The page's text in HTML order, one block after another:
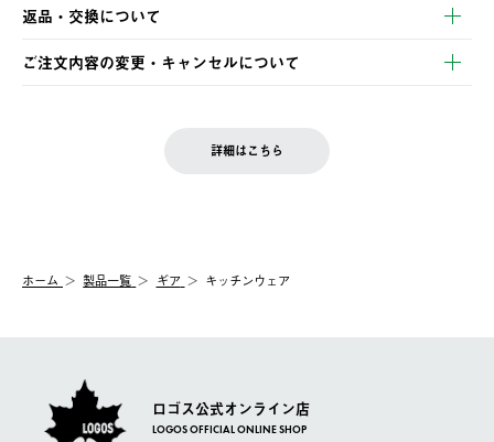
・コンビニ決済
・Pay-easy決済
ご注文・ご入金完了より2営業日以内に商品を発送いたします。
土日祝の発送はございませんので、木曜日以降のご注文は週明け
の発送となる場合がございます。
【配送業者】
佐川急便にて配送されます。
返品・交換について
※お客様都合の場合
お客様都合の返品にかかる送料は、お客様ご負担とさせていただ
一度お手元の商品を返品いただき、ご希望商品を再注文してくだ
ご注文内容の変更・キャンセルについて
LOGOS FAMILY会員の方は、会員マイページ内 購入履歴画面に
詳細はこちら
ホーム 製品一覧 ギア キッチンウェア
ロゴス公式オンライン店
LOGOS OFFICIAL ONLINE SHOP